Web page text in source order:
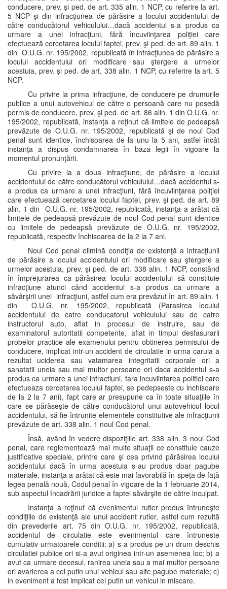
conducere, prev. şi ped. de art. 335 alin. 1 NCP, cu referire la art.
5 NCP şi din infracţiunea de părăsire a locului accidentului de
către conducătorul vehiculului…dacă accidentul s-a produs ca
urmare a unei infracţiuni, fără încuviinţarea poliţiei care
efectuează cercetarea locului faptei, prev. şi ped. de art. 89 alin. 1
din O.U.G. nr. 195/2002, republicată în infracţiunea de părăsire a
locului accidentului ori modificare sau ştergere a urmelor
acestuia, prev. şi ped. de art. 338 alin. 1 NCP, cu referire la art. 5
NCP.
Cu privire la prima infracţiune, de conducere pe drumurile
publice a unui autovehicul de către o persoană care nu posedă
permis de conducere, prev. şi ped. de art. 86 alin. 1 din O.U.G. nr.
195/2002, republicată, instanţa a reţinut că limitele de pedeapsă
prevăzute de O.U.G. nr. 195/2002, republicată şi de noul Cod
penal sunt identice, închisoarea de la unu la 5 ani, astfel încât
instanţa a dispus condamnarea în baza legii în vigoare la
momentul pronunţării.
Cu privire la a doua infracţiune, de părăsire a locului
accidentului de către conducătorul vehiculului…dacă accidentul s-
a produs ca urmare a unei infracţiuni, fără încuviinţarea poliţiei
care efectuează cercetarea locului faptei, prev. şi ped. de art. 89
alin. 1 din O.U.G. nr. 195/2002, republicată, instanţa a arătat că
limitele de pedeapsă prevăzute de noul Cod penal sunt identice
cu limitele de pedeapsă prevăzute de O.U.G. nr. 195/2002,
republicată, respectiv închisoarea de la 2 la 7 ani.
Noul Cod penal elimină condiţia de existenţă a infracţiunii
de părăsire a locului accidentului ori modificare sau ştergere a
urmelor acestuia, prev. şi ped. de art. 338 alin. 1 NCP, constând
în împrejurarea ca părăsirea locului accidentului să constituie
infracţiune atunci când accidentul s-a produs ca urmare a
săvârşirii unei infracţiuni, astfel cum era prevăzut în art. 89 alin. 1
din O.U.G. nr. 195/2002, republicată (Parasirea locului
accidentului de catre conducatorul vehiculului sau de catre
instructorul auto, aflat in procesul de instruire, sau de
examinatorul autoritatii competente, aflat in timpul desfasurarii
probelor practice ale examenului pentru obtinerea permisului de
conducere, implicat intr-un accident de circulatie in urma caruia a
rezultat uciderea sau vatamarea integritatii corporale ori a
sanatatii uneia sau mai multor persoane ori daca accidentul s-a
produs ca urmare a unei infractiuni, fara incuviintarea politiei care
efectueaza cercetarea locului faptei, se pedepseste cu inchisoare
de la 2 la 7 ani), fapt care ar presupune ca în toate situaţiile în
care se părăseşte de către conducătorul unui autovehicul locul
accidentului, să fie întrunite elementele constitutive ale infracţiunii
prevăzute de art. 338 alin. 1 noul Cod penal.
Însă, având în vedere dispoziţiile art. 338 alin. 3 noul Cod
penal, care reglementează mai multe situaţii ce constituie cauze
justificative speciale, printre care şi cea privind părăsirea locului
accidentului dacă în urma acestuia s-au produs doar pagube
materiale, instanţa a arătat că este mai favorabilă în speţa de faţă
legea penală nouă, Codul penal în vigoare de la 1 februarie 2014,
sub aspectul încadrării juridice a faptei săvârşite de către inculpat.
Instanţa a reţinut că evenimentul rutier produs întruneşte
condiţiile de existenţă ale unui accident rutier, astfel cum rezultă
din prevederile art. 75 din O.U.G. nr. 195/2002, republicată,
accidentul de circulatie este evenimentul care întruneste
cumulativ urmatoarele conditii: a) s-a produs pe un drum deschis
circulatiei publice ori si-a avut originea intr-un asemenea loc; b) a
avut ca urmare decesul, ranirea uneia sau a mai multor persoane
ori avarierea a cel putin unui vehicul sau alte pagube materiale; c)
in eveniment a fost implicat cel putin un vehicul in miscare.